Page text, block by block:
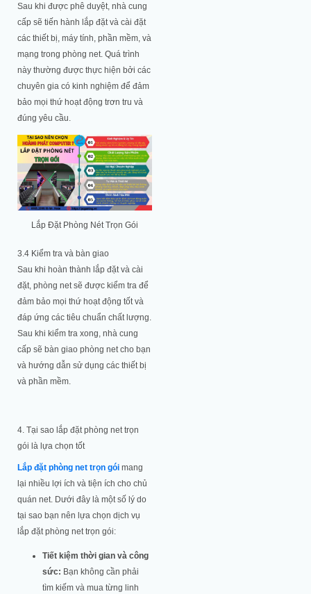
Sau khi được phê duyệt, nhà cung
cấp sẽ tiến hành lắp đặt và cài đặt
các thiết bị, máy tính, phần mềm, và
mạng trong phòng net. Quá trình
này thường được thực hiện bởi các
chuyên gia có kinh nghiệm để đảm
bảo mọi thứ hoạt động trơn tru và
đúng yêu cầu.
Lắp Đặt Phòng Nét Trọn Gói
3.4 Kiểm tra và bàn giao
Sau khi hoàn thành lắp đặt và cài
đặt, phòng net sẽ được kiểm tra để
đảm bảo mọi thứ hoạt động tốt và
đáp ứng các tiêu chuẩn chất lượng.
Sau khi kiểm tra xong, nhà cung
cấp sẽ bàn giao phòng net cho bạn
và hướng dẫn sử dụng các thiết bị
và phần mềm.
4. Tại sao lắp đặt phòng net trọn
gói là lựa chọn tốt
Lắp đặt phòng net trọn gói mang
lại nhiều lợi ích và tiện ích cho chủ
quán net. Dưới đây là một số lý do
tại sao bạn nên lựa chọn dịch vụ
lắp đặt phòng net trọn gói:
Tiết kiệm thời gian và công
sức: Bạn không cần phải
tìm kiếm và mua từng linh